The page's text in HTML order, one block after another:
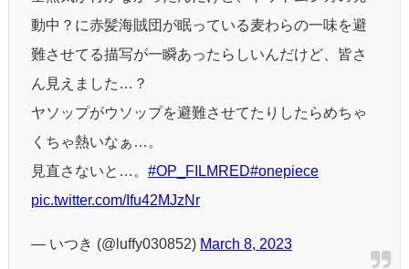
動中？に赤髪海賊団が眠っている麦わらの一味を避
難させてる描写が一瞬あったらしいんだけど、皆さ
ん見えました…？
ヤソップがウソップを避難させてたりしたらめちゃ
くちゃ熱いなぁ…。
見直さないと…。 #OP_FILMRED#onepiece
pic.twitter.com/Ifu42MJzNr
— いつき (@luffy030852) March 8, 2023